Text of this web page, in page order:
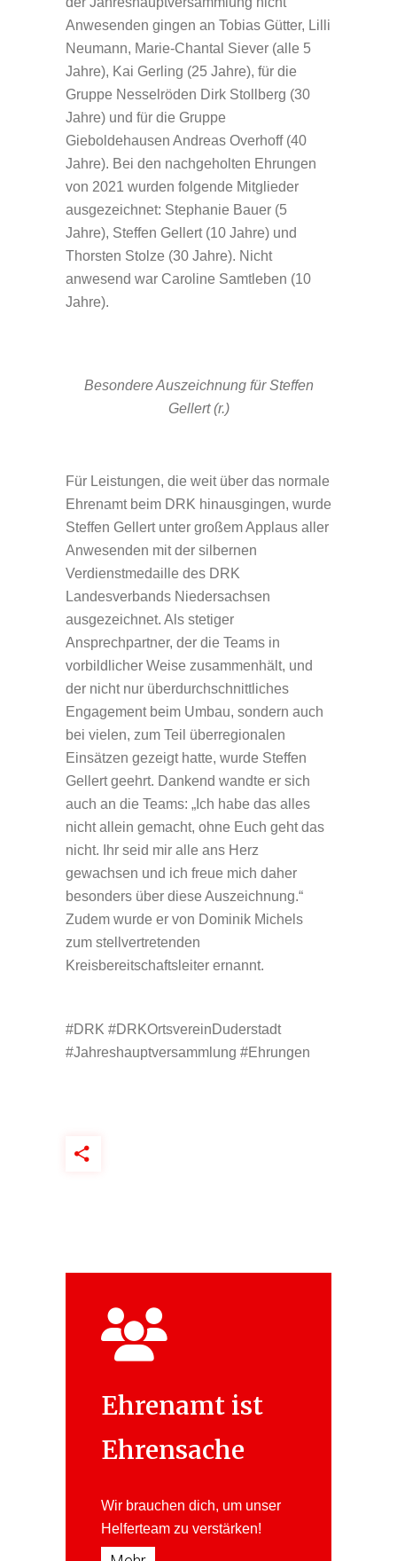
Anwesenden gingen an Tobias Gütter, Lilli
Neumann, Marie-Chantal Siever (alle 5
Jahre), Kai Gerling (25 Jahre), für die
Gruppe Nesselröden Dirk Stollberg (30
Jahre) und für die Gruppe
Gieboldehausen Andreas Overhoff (40
Jahre). Bei den nachgeholten Ehrungen
von 2021 wurden folgende Mitglieder
ausgezeichnet: Stephanie Bauer (5
Jahre), Steffen Gellert (10 Jahre) und
Thorsten Stolze (30 Jahre). Nicht
anwesend war Caroline Samtleben (10
Jahre).
Besondere Auszeichnung für Steffen
Gellert (r.)
Für Leistungen, die weit über das normale
Ehrenamt beim DRK hinausgingen, wurde
Steffen Gellert unter großem Applaus aller
Anwesenden mit der silbernen
Verdienstmedaille des DRK
Landesverbands Niedersachsen
ausgezeichnet. Als stetiger
Ansprechpartner, der die Teams in
vorbildlicher Weise zusammenhält, und
der nicht nur überdurchschnittliches
Engagement beim Umbau, sondern auch
bei vielen, zum Teil überregionalen
Einsätzen gezeigt hatte, wurde Steffen
Gellert geehrt. Dankend wandte er sich
auch an die Teams: „Ich habe das alles
nicht allein gemacht, ohne Euch geht das
nicht. Ihr seid mir alle ans Herz
gewachsen und ich freue mich daher
besonders über diese Auszeichnung.“
Zudem wurde er von Dominik Michels
zum stellvertretenden
Kreisbereitschaftsleiter ernannt.
#DRK #DRKOrtsvereinDuderstadt
#Jahreshauptversammlung #Ehrungen
Ehrenamt ist
Ehrensache
Wir brauchen dich, um unser
Helferteam zu verstärken!